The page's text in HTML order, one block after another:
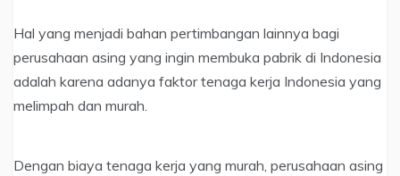
Hal yang menjadi bahan pertimbangan lainnya bagi
perusahaan asing yang ingin membuka pabrik di Indonesia
adalah karena adanya faktor tenaga kerja Indonesia yang
melimpah dan murah.
Dengan biaya tenaga kerja yang murah, perusahaan asing